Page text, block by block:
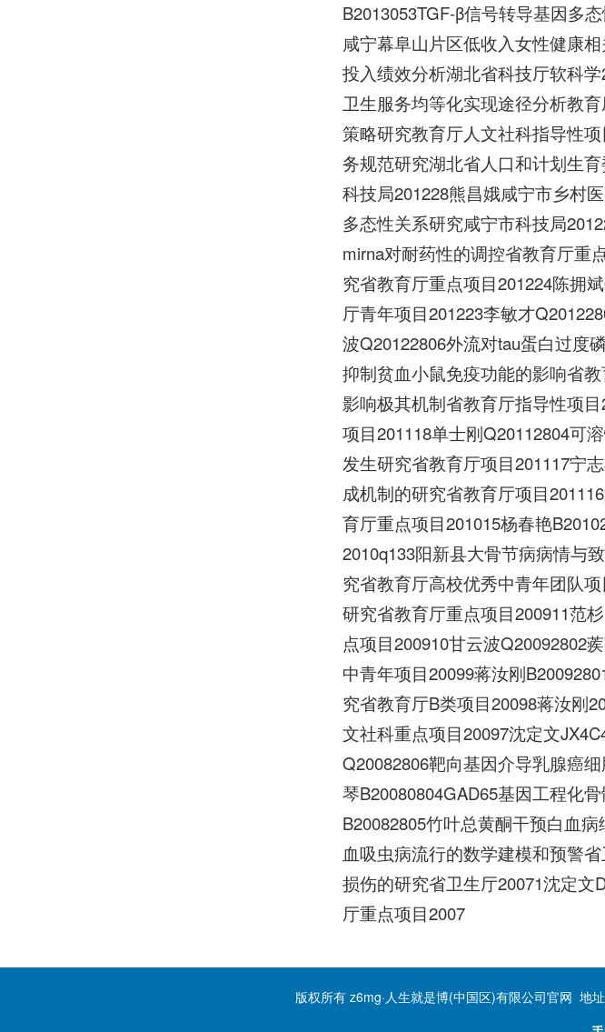
B2013053TGF-β信号转导基因多
咸宁幕阜山片区低收入女性健康
投入绩效分析湖北省科技厅软科
卫生服务均等化实现途径分析教
策略研究教育厅人文社科指导性
务规范研究湖北省人口和计划生
科技局201228熊昌娥咸宁市乡村
多态性关系研究咸宁市科技局
mirna对耐药性的调控省教育厅重
究省教育厅重点项目201224陈拥
厅青年项目201223李敏才
波Q20122806外流对tau蛋白过度
抑制贫血小鼠免疫功能的影响省
影响极其机制省教育厅指导性项
项目201118单士刚Q20112804可
发生研究省教育厅项目201117宁
成机制的研究省教育厅项目
育厅重点项目201015杨春艳
2010q133阳新县大骨节病病情与
究省教育厅高校优秀中青年团队
研究省教育厅重点项目200911范
点项目200910甘云波Q20092802
中青年项目20099蒋汝刚
究省教育厅B类项目20098蒋汝刚
文社科重点项目20097沈定文
Q20082806靶向基因介导乳腺癌
琴B20080804GAD65基因工程化
B20082805竹叶总黄酮干预白血
血吸虫病流行的数学建模和预警
损伤的研究省卫生厅20071沈定
厅重点项目2007
版权所有 z6mg·人生就是博(中国区)有限公司官网 地